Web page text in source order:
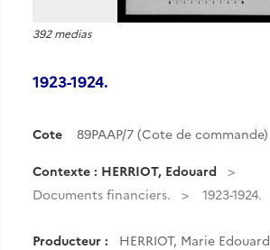
392 medias
1923-1924.
Cote 89PAAP/7 (Cote de commande)
Contexte : HERRIOT, Edouard
Documents financiers.
1923-1924.
Producteur : HERRIOT, Marie Edouard